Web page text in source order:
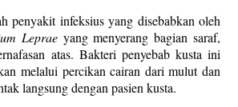
penyakit infeksius yang disebabkan oleh
Lepraeyang menyerang bagian saraf,
atas. Bakteri penyebab kusta ini
melalui percikan cairan dari mulut dan
langsung dengan pasien kusta.